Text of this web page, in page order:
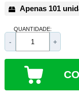
Apenas 101
QUANTIDADE:
- +